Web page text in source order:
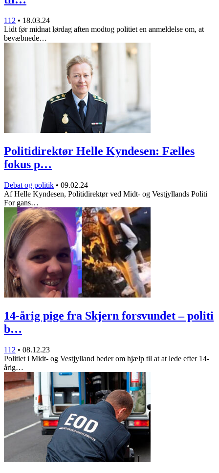
112 • 18.03.24
Lidt før midnat lørdag aften modtog politiet en anmeldelse om, at
bevæbnede…
Politidirektør Helle Kyndesen: Fælles
fokus p…
Debat og politik • 09.02.24
Af Helle Kyndesen, Politidirektør ved Midt- og Vestjyllands Politi
For gans…
14-årig pige fra Skjern forsvundet – politi
b…
112 • 08.12.23
Politiet i Midt- og Vestjylland beder om hjælp til at at lede efter 14-
årig…